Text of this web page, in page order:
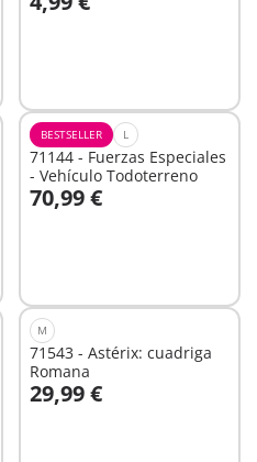
A la cesta
BESTSELLER L
71144 - Fuerzas Especiales
- Vehículo Todoterreno
70,99 €
A la cesta
M
71543 - Astérix: cuadriga
Romana
29,99 €
A la cesta